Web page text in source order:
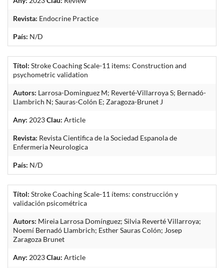
Revista: Endocrine Practice
País: N/D
Títol: Stroke Coaching Scale-11 items: Construction and
psychometric validation
Autors: Larrosa-Dominguez M; Reverté-Villarroya S; Bernadó-
Llambrich N; Sauras-Colón E; Zaragoza-Brunet J
Any: 2023Clau: Article
Revista: Revista Cientifica de la Sociedad Espanola de
Enfermeria Neurologica
País: N/D
Títol: Stroke Coaching Scale-11 ítems: construcción y
validación psicométrica
Autors: Mireia Larrosa Domínguez; Silvia Reverté Villarroya;
Noemí Bernadó Llambrich; Esther Sauras Colón; Josep
Zaragoza Brunet
Any: 2023Clau: Article